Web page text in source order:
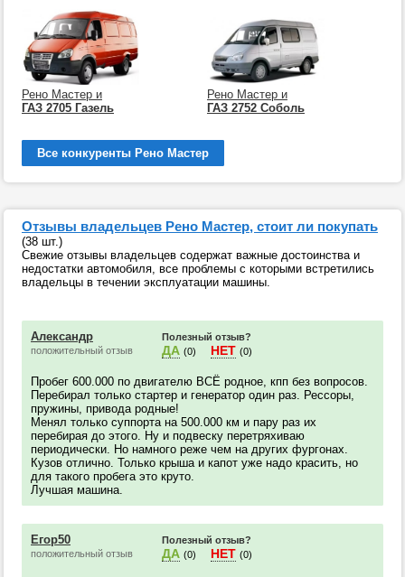
Рено Мастер и
ГАЗ 2705 Газель
Рено Мастер и
ГАЗ 2752 Соболь
Все конкуренты Рено Мастер
Отзывы владельцев Рено Мастер, стоит ли покупать
(38 шт.)
Свежие отзывы владельцев содержат важные достоинства и
недостатки автомобиля, все проблемы с которыми встретились
владельцы в течении эксплуатации машины.
Александр
положительный отзыв
Полезный отзыв?
ДА (0) НЕТ (0)
Пробег 600.000 по двигателю ВСЁ родное, кпп без вопросов.
Перебирал только стартер и генератор один раз. Рессоры,
пружины, привода родные!
Менял только суппорта на 500.000 км и пару раз их
перебирая до этого. Ну и подвеску перетряхиваю
периодически. Но намного реже чем на других фургонах.
Кузов отлично. Только крыша и капот уже надо красить, но
для такого пробега это круто.
Лучшая машина.
Егор50
положительный отзыв
Полезный отзыв?
ДА (0) НЕТ (0)